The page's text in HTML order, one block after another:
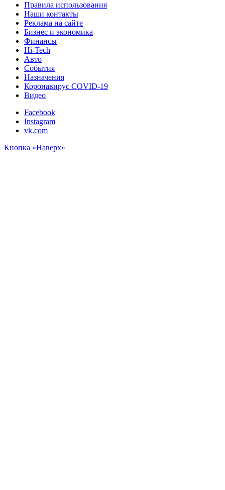
Правила использования
Наши контакты
Реклама на сайте
Бизнес и экономика
Финансы
Hi-Tech
Авто
События
Назначения
Коронавирус COVID-19
Видео
Facebook
Instagram
vk.com
Кнопка «Наверх»